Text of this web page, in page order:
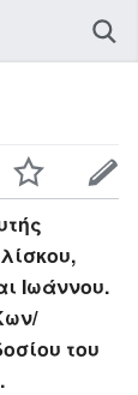
Ιωάννου.
του